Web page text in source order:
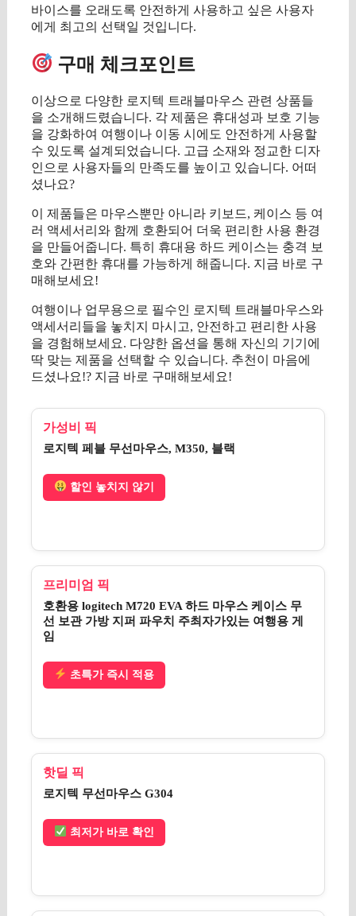
바이스를 오래도록 안전하게 사용하고 싶은 사용자
에게 최고의 선택일 것입니다.
구매 체크포인트
이상으로 다양한 로지텍 트래블마우스 관련 상품들
을 소개해드렸습니다. 각 제품은 휴대성과 보호 기능
을 강화하여 여행이나 이동 시에도 안전하게 사용할
수 있도록 설계되었습니다. 고급 소재와 정교한 디자
인으로 사용자들의 만족도를 높이고 있습니다. 어떠
셨나요?
이 제품들은 마우스뿐만 아니라 키보드, 케이스 등 여
러 액세서리와 함께 호환되어 더욱 편리한 사용 환경
을 만들어줍니다. 특히 휴대용 하드 케이스는 충격 보
호와 간편한 휴대를 가능하게 해줍니다. 지금 바로 구
매해보세요!
여행이나 업무용으로 필수인 로지텍 트래블마우스와
액세서리들을 놓치지 마시고, 안전하고 편리한 사용
을 경험해보세요. 다양한 옵션을 통해 자신의 기기에
딱 맞는 제품을 선택할 수 있습니다. 추천이 마음에
드셨나요!? 지금 바로 구매해보세요!
가성비 픽
로지텍 페블 무선마우스, M350, 블랙
할인 놓치지 않기
프리미엄 픽
호환용 logitech M720 EVA 하드 마우스 케이스 무
선 보관 가방 지퍼 파우치 주최자가있는 여행용 게
임
초특가 즉시 적용
핫딜 픽
로지텍 무선마우스 G304
최저가 바로 확인